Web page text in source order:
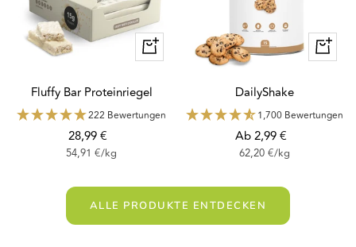
Schnellansicht
Fluffy Bar Proteinriegel
222 Bewertungen
Angebotspreis
28,99 €
54,91 €/kg
DailyShake
1,700 Bewertungen
Angebotspreis
Ab 2,99 €
62,20 €/kg
ALLE PRODUKTE ENTDECKEN